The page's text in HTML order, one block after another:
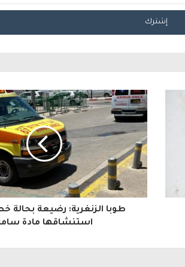
طوبا الزنغرية: رضيعة بحالة
استنشاقها مادة